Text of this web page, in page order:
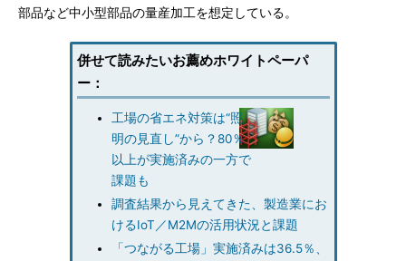
部品など中小型部品の量産加工を想定している。
併せて読みたいお薦めホワイトペーパ
ー：
工場の省エネ対策は“照
明の見直し”から？80％
以上が実施済みの一方で
課題も
調査結果から見えてきた、製造業にお
けるIoT／M2Mの活用状況と課題
「つながる工場」実施済みは36.5％、